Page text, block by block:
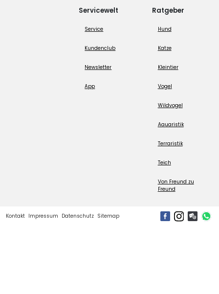
Servicewelt
Service
Kundenclub
Newsletter
App
Ratgeber
Hund
Katze
Kleintier
Vogel
Wildvogel
Aquaristik
Terraristik
Teich
Von Freund zu
Freund
Kontakt Impressum Datenschutz Sitemap